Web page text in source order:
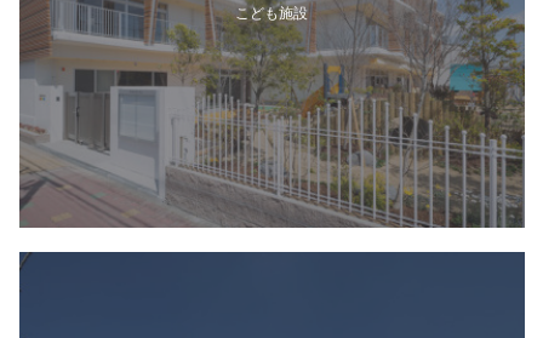
こども施設